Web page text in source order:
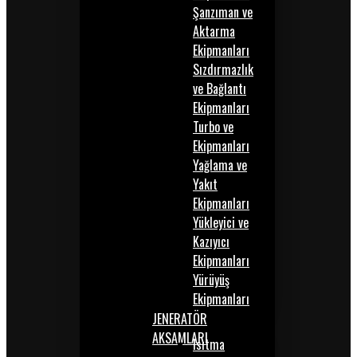
Şanzıman ve
Aktarma
Ekipmanları
Sızdırmazlık
ve Bağlantı
Ekipmanları
Turbo ve
Ekipmanları
Yağlama ve
Yakıt
Ekipmanları
Yükleyici ve
Kazıyıcı
Ekipmanları
Yürüyüş
Ekipmanları
JENERATÖR
AKSAMLARIIsıtma